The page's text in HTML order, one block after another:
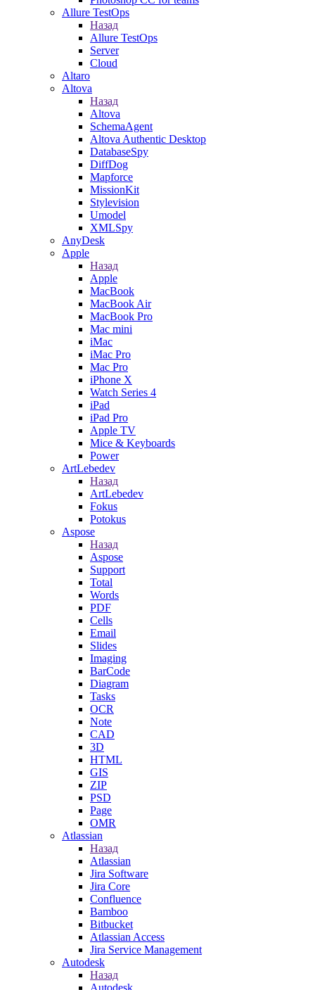
Allure TestOps
Назад
Allure TestOps
Server
Cloud
Altaro
Altova
Назад
Altova
SchemaAgent
Altova Authentic Desktop
DatabaseSpy
DiffDog
Mapforce
MissionKit
Stylevision
Umodel
XMLSpy
AnyDesk
Apple
Назад
Apple
MacBook
MacBook Air
MacBook Pro
Mac mini
iMac
iMac Pro
Mac Pro
iPhone X
Watch Series 4
iPad
iPad Pro
Apple TV
Mice & Keyboards
Power
ArtLebedev
Назад
ArtLebedev
Fokus
Potokus
Aspose
Назад
Aspose
Support
Total
Words
PDF
Cells
Email
Slides
Imaging
BarCode
Diagram
Tasks
OCR
Note
CAD
3D
HTML
GIS
ZIP
PSD
Page
OMR
Atlassian
Назад
Atlassian
Jira Software
Jira Core
Confluence
Bamboo
Bitbucket
Atlassian Access
Jira Service Management
Autodesk
Назад
Autodesk